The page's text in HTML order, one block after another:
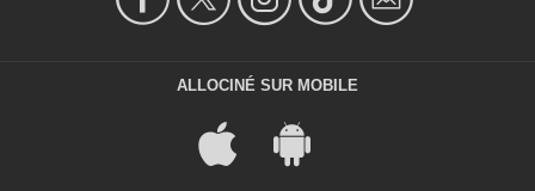
ALLOCINÉ SUR MOBILE